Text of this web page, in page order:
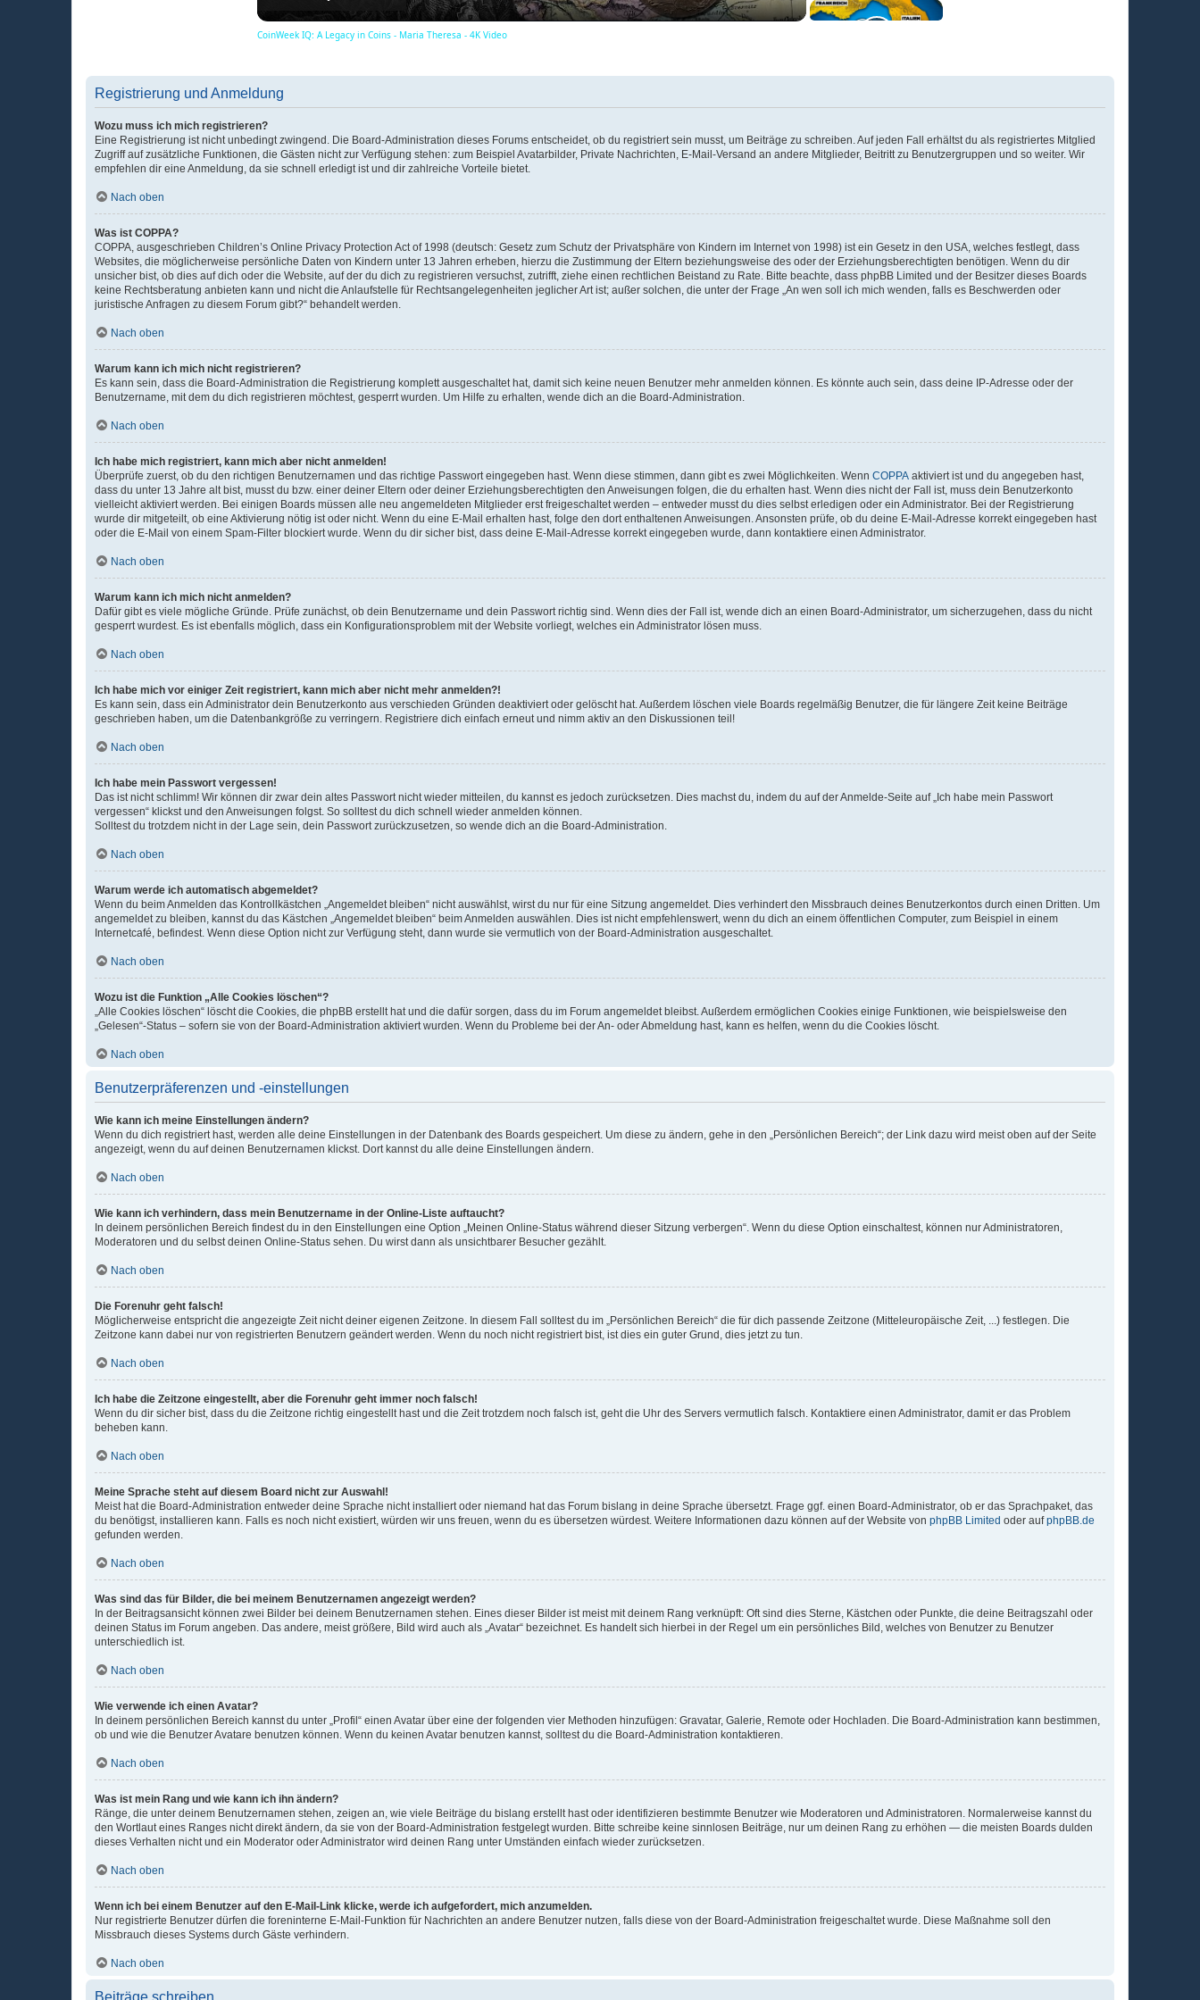
V
i
d
e
CoinWeek IQ: A Legacy in Coins - Maria Theresa - 4K Video
Registrierung und Anmeldung
Wozu muss ich mich registrieren?
Eine Registrierung ist nicht unbedingt zwingend. Die Board-Administration dieses Forums entscheidet, ob du registriert sein musst, um Beiträge zu schreiben. Auf jeden Fall erhältst du als registriertes Mitglied
Zugriff auf zusätzliche Funktionen, die Gästen nicht zur Verfügung stehen: zum Beispiel Avatarbilder, Private Nachrichten, E-Mail-Versand an andere Mitglieder, Beitritt zu Benutzergruppen und so weiter. Wir
empfehlen dir eine Anmeldung, da sie schnell erledigt ist und dir zahlreiche Vorteile bietet.
Nach oben
Was ist COPPA?
COPPA, ausgeschrieben Children’s Online Privacy Protection Act of 1998 (deutsch: Gesetz zum Schutz der Privatsphäre von Kindern im Internet von 1998) ist ein Gesetz in den USA, welches festlegt, dass
Websites, die möglicherweise persönliche Daten von Kindern unter 13 Jahren erheben, hierzu die Zustimmung der Eltern beziehungsweise des oder der Erziehungsberechtigten benötigen. Wenn du dir
unsicher bist, ob dies auf dich oder die Website, auf der du dich zu registrieren versuchst, zutrifft, ziehe einen rechtlichen Beistand zu Rate. Bitte beachte, dass phpBB Limited und der Besitzer dieses Boards
keine Rechtsberatung anbieten kann und nicht die Anlaufstelle für Rechtsangelegenheiten jeglicher Art ist; außer solchen, die unter der Frage „An wen soll ich mich wenden, falls es Beschwerden oder
juristische Anfragen zu diesem Forum gibt?“ behandelt werden.
Nach oben
Warum kann ich mich nicht registrieren?
Es kann sein, dass die Board-Administration die Registrierung komplett ausgeschaltet hat, damit sich keine neuen Benutzer mehr anmelden können. Es könnte auch sein, dass deine IP-Adresse oder der
Benutzername, mit dem du dich registrieren möchtest, gesperrt wurden. Um Hilfe zu erhalten, wende dich an die Board-Administration.
Nach oben
Ich habe mich registriert, kann mich aber nicht anmelden!
Überprüfe zuerst, ob du den richtigen Benutzernamen und das richtige Passwort eingegeben hast. Wenn diese stimmen, dann gibt es zwei Möglichkeiten. Wenn COPPA aktiviert ist und du angegeben hast,
dass du unter 13 Jahre alt bist, musst du bzw. einer deiner Eltern oder deiner Erziehungsberechtigten den Anweisungen folgen, die du erhalten hast. Wenn dies nicht der Fall ist, muss dein Benutzerkonto
vielleicht aktiviert werden. Bei einigen Boards müssen alle neu angemeldeten Mitglieder erst freigeschaltet werden – entweder musst du dies selbst erledigen oder ein Administrator. Bei der Registrierung
wurde dir mitgeteilt, ob eine Aktivierung nötig ist oder nicht. Wenn du eine E-Mail erhalten hast, folge den dort enthaltenen Anweisungen. Ansonsten prüfe, ob du deine E-Mail-Adresse korrekt eingegeben hast
oder die E-Mail von einem Spam-Filter blockiert wurde. Wenn du dir sicher bist, dass deine E-Mail-Adresse korrekt eingegeben wurde, dann kontaktiere einen Administrator.
Nach oben
Warum kann ich mich nicht anmelden?
Dafür gibt es viele mögliche Gründe. Prüfe zunächst, ob dein Benutzername und dein Passwort richtig sind. Wenn dies der Fall ist, wende dich an einen Board-Administrator, um sicherzugehen, dass du nicht
gesperrt wurdest. Es ist ebenfalls möglich, dass ein Konfigurationsproblem mit der Website vorliegt, welches ein Administrator lösen muss.
Nach oben
Ich habe mich vor einiger Zeit registriert, kann mich aber nicht mehr anmelden?!
Es kann sein, dass ein Administrator dein Benutzerkonto aus verschieden Gründen deaktiviert oder gelöscht hat. Außerdem löschen viele Boards regelmäßig Benutzer, die für längere Zeit keine Beiträge
geschrieben haben, um die Datenbankgröße zu verringern. Registriere dich einfach erneut und nimm aktiv an den Diskussionen teil!
Nach oben
Ich habe mein Passwort vergessen!
Das ist nicht schlimm! Wir können dir zwar dein altes Passwort nicht wieder mitteilen, du kannst es jedoch zurücksetzen. Dies machst du, indem du auf der Anmelde-Seite auf „Ich habe mein Passwort
vergessen“ klickst und den Anweisungen folgst. So solltest du dich schnell wieder anmelden können.
Solltest du trotzdem nicht in der Lage sein, dein Passwort zurückzusetzen, so wende dich an die Board-Administration.
Nach oben
Warum werde ich automatisch abgemeldet?
Wenn du beim Anmelden das Kontrollkästchen „Angemeldet bleiben“ nicht auswählst, wirst du nur für eine Sitzung angemeldet. Dies verhindert den Missbrauch deines Benutzerkontos durch einen Dritten. Um
angemeldet zu bleiben, kannst du das Kästchen „Angemeldet bleiben“ beim Anmelden auswählen. Dies ist nicht empfehlenswert, wenn du dich an einem öffentlichen Computer, zum Beispiel in einem
Internetcafé, befindest. Wenn diese Option nicht zur Verfügung steht, dann wurde sie vermutlich von der Board-Administration ausgeschaltet.
Nach oben
Wozu ist die Funktion „Alle Cookies löschen“?
„Alle Cookies löschen“ löscht die Cookies, die phpBB erstellt hat und die dafür sorgen, dass du im Forum angemeldet bleibst. Außerdem ermöglichen Cookies einige Funktionen, wie beispielsweise den
„Gelesen“-Status – sofern sie von der Board-Administration aktiviert wurden. Wenn du Probleme bei der An- oder Abmeldung hast, kann es helfen, wenn du die Cookies löscht.
Nach oben
Benutzerpräferenzen und -einstellungen
Wie kann ich meine Einstellungen ändern?
Wenn du dich registriert hast, werden alle deine Einstellungen in der Datenbank des Boards gespeichert. Um diese zu ändern, gehe in den „Persönlichen Bereich“; der Link dazu wird meist oben auf der Seite
angezeigt, wenn du auf deinen Benutzernamen klickst. Dort kannst du alle deine Einstellungen ändern.
Nach oben
Wie kann ich verhindern, dass mein Benutzername in der Online-Liste auftaucht?
In deinem persönlichen Bereich findest du in den Einstellungen eine Option „Meinen Online-Status während dieser Sitzung verbergen“. Wenn du diese Option einschaltest, können nur Administratoren,
Moderatoren und du selbst deinen Online-Status sehen. Du wirst dann als unsichtbarer Besucher gezählt.
Nach oben
Die Forenuhr geht falsch!
Möglicherweise entspricht die angezeigte Zeit nicht deiner eigenen Zeitzone. In diesem Fall solltest du im „Persönlichen Bereich“ die für dich passende Zeitzone (Mitteleuropäische Zeit, ...) festlegen. Die
Zeitzone kann dabei nur von registrierten Benutzern geändert werden. Wenn du noch nicht registriert bist, ist dies ein guter Grund, dies jetzt zu tun.
Nach oben
Ich habe die Zeitzone eingestellt, aber die Forenuhr geht immer noch falsch!
Wenn du dir sicher bist, dass du die Zeitzone richtig eingestellt hast und die Zeit trotzdem noch falsch ist, geht die Uhr des Servers vermutlich falsch. Kontaktiere einen Administrator, damit er das Problem
beheben kann.
Nach oben
Meine Sprache steht auf diesem Board nicht zur Auswahl!
Meist hat die Board-Administration entweder deine Sprache nicht installiert oder niemand hat das Forum bislang in deine Sprache übersetzt. Frage ggf. einen Board-Administrator, ob er das Sprachpaket, das
du benötigst, installieren kann. Falls es noch nicht existiert, würden wir uns freuen, wenn du es übersetzen würdest. Weitere Informationen dazu können auf der Website von phpBB Limited oder aufphpBB.de
gefunden werden.
Nach oben
Was sind das für Bilder, die bei meinem Benutzernamen angezeigt werden?
In der Beitragsansicht können zwei Bilder bei deinem Benutzernamen stehen. Eines dieser Bilder ist meist mit deinem Rang verknüpft: Oft sind dies Sterne, Kästchen oder Punkte, die deine Beitragszahl oder
deinen Status im Forum angeben. Das andere, meist größere, Bild wird auch als „Avatar“ bezeichnet. Es handelt sich hierbei in der Regel um ein persönliches Bild, welches von Benutzer zu Benutzer
unterschiedlich ist.
Nach oben
Wie verwende ich einen Avatar?
In deinem persönlichen Bereich kannst du unter „Profil“ einen Avatar über eine der folgenden vier Methoden hinzufügen: Gravatar, Galerie, Remote oder Hochladen. Die Board-Administration kann bestimmen,
ob und wie die Benutzer Avatare benutzen können. Wenn du keinen Avatar benutzen kannst, solltest du die Board-Administration kontaktieren.
Nach oben
Was ist mein Rang und wie kann ich ihn ändern?
Ränge, die unter deinem Benutzernamen stehen, zeigen an, wie viele Beiträge du bislang erstellt hast oder identifizieren bestimmte Benutzer wie Moderatoren und Administratoren. Normalerweise kannst du
den Wortlaut eines Ranges nicht direkt ändern, da sie von der Board-Administration festgelegt wurden. Bitte schreibe keine sinnlosen Beiträge, nur um deinen Rang zu erhöhen — die meisten Boards dulden
dieses Verhalten nicht und ein Moderator oder Administrator wird deinen Rang unter Umständen einfach wieder zurücksetzen.
Nach oben
Wenn ich bei einem Benutzer auf den E-Mail-Link klicke, werde ich aufgefordert, mich anzumelden.
Nur registrierte Benutzer dürfen die foreninterne E-Mail-Funktion für Nachrichten an andere Benutzer nutzen, falls diese von der Board-Administration freigeschaltet wurde. Diese Maßnahme soll den
Missbrauch dieses Systems durch Gäste verhindern.
Nach oben